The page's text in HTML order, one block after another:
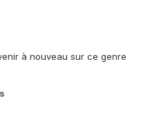
à nouveau sur ce genre